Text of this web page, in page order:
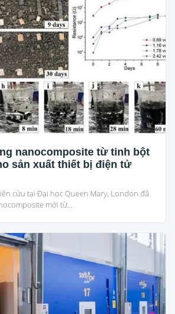
nanocomposite từ tinh bột
sản xuất thiết bị điện tử
cứu tại Đại học Queen Mary, London đã
mới từ...